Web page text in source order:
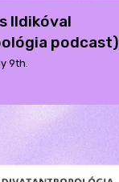
Ildikóval
podcast)
9th.